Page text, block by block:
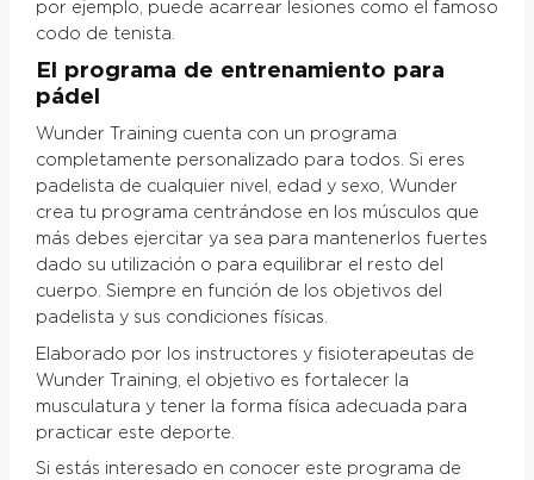
por ejemplo, puede acarrear lesiones como el famoso
codo de tenista.
El programa de entrenamiento para
pádel
Wunder Training cuenta con un programa
completamente personalizado para todos. Si eres
padelista de cualquier nivel, edad y sexo, Wunder
crea tu programa centrándose en los músculos que
más debes ejercitar ya sea para mantenerlos fuertes
dado su utilización o para equilibrar el resto del
cuerpo. Siempre en función de los objetivos del
padelista y sus condiciones físicas.
Elaborado por los instructores y fisioterapeutas de
Wunder Training, el objetivo es fortalecer la
musculatura y tener la forma física adecuada para
practicar este deporte.
Si estás interesado en conocer este programa de